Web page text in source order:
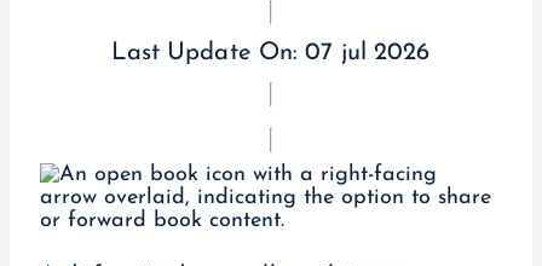
Last Update On:07 jul 2026